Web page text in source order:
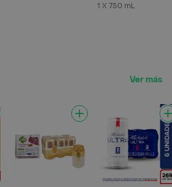
1 X 750 mL
Ver más